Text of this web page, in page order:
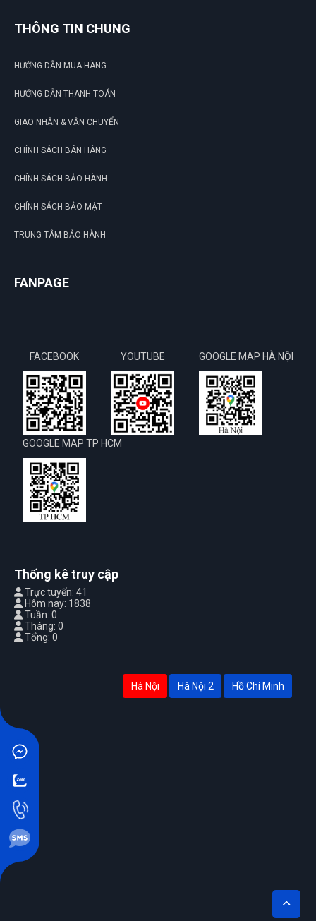
THÔNG TIN CHUNG
HƯỚNG DẪN MUA HÀNG
HƯỚNG DẪN THANH TOÁN
GIAO NHẬN & VẬN CHUYỂN
CHÍNH SÁCH BÁN HÀNG
CHÍNH SÁCH BẢO HÀNH
CHÍNH SÁCH BẢO MẬT
TRUNG TÂM BẢO HÀNH
FANPAGE
FACEBOOK YOUTUBE GOOGLE MAP HÀ NỘI
GOOGLE MAP TP HCM
Thống kê truy cập
Trực tuyến: 41
Hôm nay: 1838
Tuần: 0
Tháng: 0
Tổng: 0
Hà Nội Hà Nội 2 Hồ Chí Minh